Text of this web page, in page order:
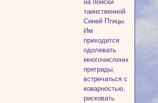
на поиски
таинственной
Синей Птицы.
Им
приходится
одолевать
многочисленные
преграды,
встречаться с
коварностью,
рисковать